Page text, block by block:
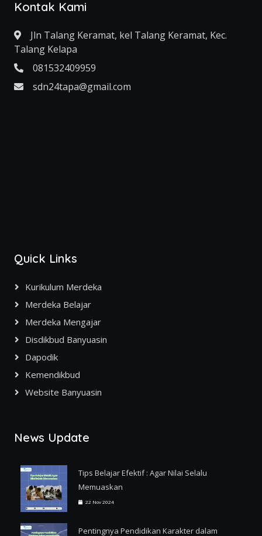
Kontak Kami
Jln Talang Keramat, kel Talang Keramat, Kec.
Talang Kelapa
081532409959
sdn24tapa@gmail.com
Quick Links
Kurikulum Merdeka
Merdeka Belajar
Merdeka Mengajar
Disdikbud Banyuasin
Dapodik
Kemendikbud
Website Banyuasin
News Update
Tips Belajar Efektif : Agar Nilai Selalu
Memuaskan
22 Nov 2024
Pentingnya Pendidikan Karakter dalam